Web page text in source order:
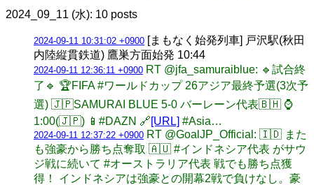
2024_09_11 (水): 10 posts
2024-09-11 10:31:02 +0900 [まもなく始発列車] 戸沢駅(秋田
内陸縦貫鉄道) 鷹巣方面始発 10:44
2024-09-11 12:36:11 +0900 RT @jfa_samuraiblue: 🔹試合終
了🔹 🏆FIFA #ワールドカップ 26アジア最終予選(3次予
選) 🇯🇵SAMURAI BLUE 5-0 バーレーン代表🇧🇭 ⌚️
1:00(🇯🇵) 📱#DAZN 🔗[URL] #Asia…
2024-09-11 12:37:22 +0900 RT @GoalJP_Official: 🇮🇩 また
も強豪から勝ち点奪取 🇦🇺 #インドネシア代表 がサウ
ジ戦に続いて #オーストラリア代表 戦でも勝ち点獲
得！ インドネシアは強豪との開幕2戦で負けなし。豪